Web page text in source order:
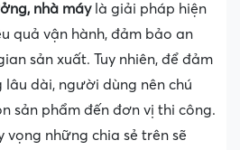
nhà máylà giải pháp hiện
quả vận hành, đảm bảo an
sản xuất. Tuy nhiên, để đảm
lâu dài, người dùng nên chú
sản phẩm đến đơn vị thi công.
vọng những chia sẻ trên sẽ